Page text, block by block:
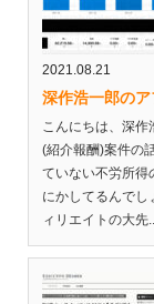
2021.08.21
深作浩一郎の
こんにちは、深作
(紹介報酬)案件の
ていない不労所得
にかしてるんでし
ィリエイトの大先